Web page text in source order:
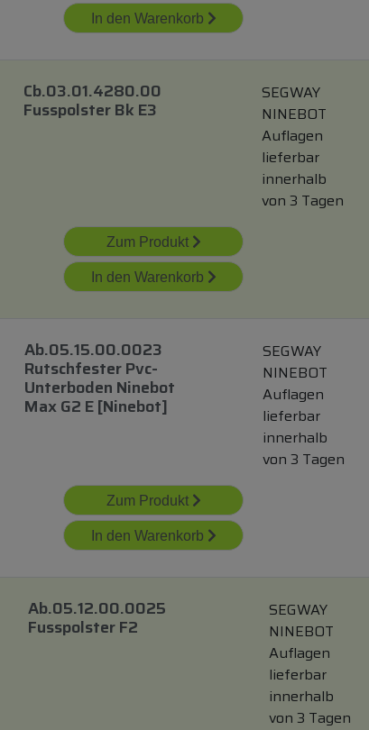
In den Warenkorb
Cb.03.01.4280.00
Fusspolster Bk E3
SEGWAY
NINEBOT
Auflagen
lieferbar
innerhalb
von 3 Tagen
Zum Produkt
In den Warenkorb
Ab.05.15.00.0023
Rutschfester Pvc-
Unterboden Ninebot
Max G2 E [ninebot]
SEGWAY
NINEBOT
Auflagen
lieferbar
innerhalb
von 3 Tagen
Zum Produkt
In den Warenkorb
Ab.05.12.00.0025
Fusspolster F2
SEGWAY
NINEBOT
Auflagen
lieferbar
innerhalb
von 3 Tagen